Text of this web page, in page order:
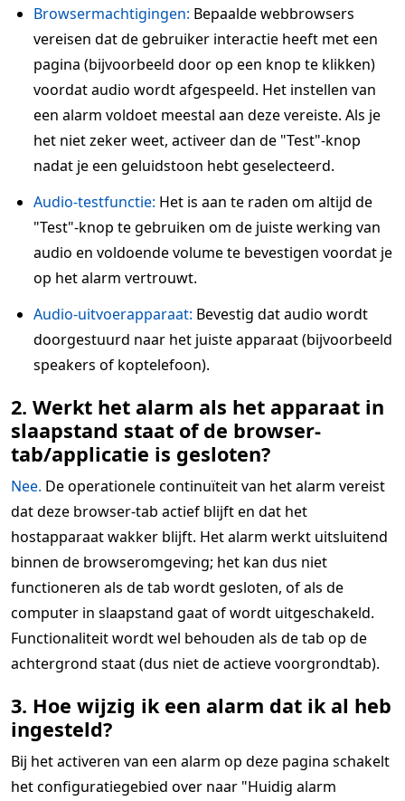
Browsermachtigingen: Bepaalde webbrowsers
vereisen dat de gebruiker interactie heeft met een
pagina (bijvoorbeeld door op een knop te klikken)
voordat audio wordt afgespeeld. Het instellen van
een alarm voldoet meestal aan deze vereiste. Als je
het niet zeker weet, activeer dan de "Test"-knop
nadat je een geluidstoon hebt geselecteerd.
Audio-testfunctie: Het is aan te raden om altijd de
"Test"-knop te gebruiken om de juiste werking van
audio en voldoende volume te bevestigen voordat je
op het alarm vertrouwt.
Audio-uitvoerapparaat: Bevestig dat audio wordt
doorgestuurd naar het juiste apparaat (bijvoorbeeld
speakers of koptelefoon).
2. Werkt het alarm als het apparaat in
slaapstand staat of de browser-
tab/applicatie is gesloten?
Nee. De operationele continuïteit van het alarm vereist
dat deze browser-tab actief blijft en dat het
hostapparaat wakker blijft. Het alarm werkt uitsluitend
binnen de browseromgeving; het kan dus niet
functioneren als de tab wordt gesloten, of als de
computer in slaapstand gaat of wordt uitgeschakeld.
Functionaliteit wordt wel behouden als de tab op de
achtergrond staat (dus niet de actieve voorgrondtab).
3. Hoe wijzig ik een alarm dat ik al heb
ingesteld?
Bij het activeren van een alarm op deze pagina schakelt
het configuratiegebied over naar "Huidig alarm